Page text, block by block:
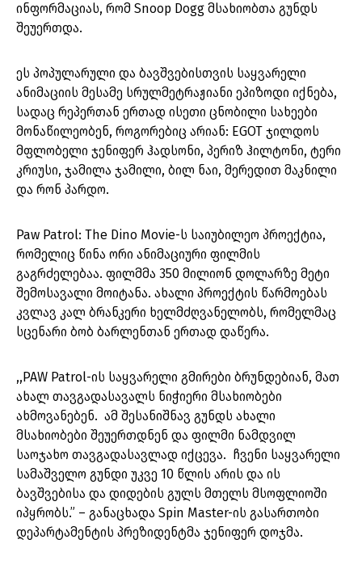
ინფორმაციას, რომ Snoop Dogg მსახიობთა გუნდს
შეუერთდა.
ეს პოპულარული და ბავშვებისთვის საყვარელი
ანიმაციის მესამე სრულმეტრაჟიანი ეპიზოდი იქნება,
სადაც რეპერთან ერთად ისეთი ცნობილი სახეები
მონაწილეობენ, როგორებიც არიან: EGOT ჯილდოს
მფლობელი ჯენიფერ ჰადსონი, პერიზ ჰილტონი, ტერი
კრიუსი, ჯამილა ჯამილი, ბილ ნაი, მერედით მაკნილი
და რონ პარდო.
Paw Patrol: The Dino Movie-ს საიუბილეო პროექტია,
რომელიც წინა ორი ანიმაციური ფილმის
გაგრძელებაა. ფილმმა 350 მილიონ დოლარზე მეტი
შემოსავალი მოიტანა. ახალი პროექტის წარმოებას
კვლავ კალ ბრანკერი ხელმძღვანელობს, რომელმაც
სცენარი ბობ ბარლენთან ერთად დაწერა.
,,PAW Patrol-ის საყვარელი გმირები ბრუნდებიან, მათ
ახალ თავგადასავალს ნიჭიერი მსახიობები
ახმოვანებენ. ამ შესანიშნავ გუნდს ახალი
მსახიობები შეუერთდნენ და ფილმი ნამდვილ
საოჯახო თავგადასავლად იქცევა. ჩვენი საყვარელი
სამაშველო გუნდი უკვე 10 წლის არის და ის
ბავშვებისა და დიდების გულს მთელს მსოფლიოში
იპყრობს.” – განაცხადა Spin Master-ის გასართობი
დეპარტამენტის პრეზიდენტმა ჯენიფერ დოჯმა.